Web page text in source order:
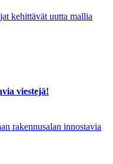
kehittävät uutta mallia
viestejä!
rakennusalan innostavia